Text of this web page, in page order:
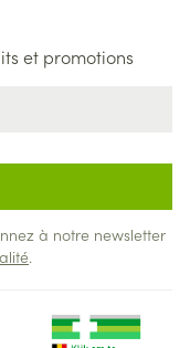
et promotions
à notre newsletter
.